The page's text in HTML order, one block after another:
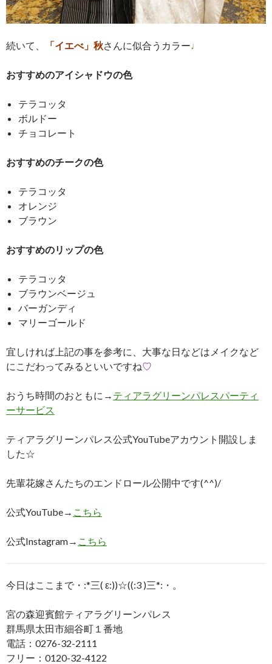
続いて、 「イエべ」秋さんに似合うカラー♩
おすすめのアイシャドウの色
テラコッタ
ボルドー
チョコレート
おすすめのチークの色
テラコッタ
オレンジ
ブラウン
おすすめのリップの色
テラコッタ
ブラウンベージュ
バーガンディ
マリーゴールド
宜しければ上記の事を参考に、大事な日などはメイクなど
にこだわってみるといいですね♡
おうち時間のおともに→ ティアラグリーンパレスパーティ
ーサービス
ティアラグリーンパレス公式YouTubeアカウント開設しま
した☆
先輩花嫁さんたちのエンドロール公開中です(^^)/
公式YouTube→ こちら
公式Instagram→ こちら
今日はここまで・:*三( ε:))☆((:3 )三*:・。
宮の森迎賓館ティアラグリーンパレス
群馬県太田市細谷町１番地
電話：0276-32-2111
フリー：0120-32-4122